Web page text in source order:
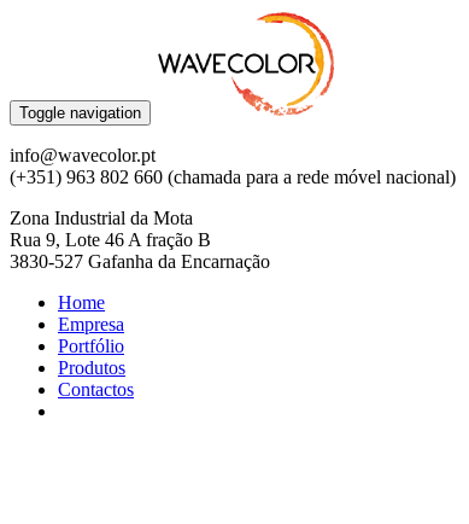
Toggle navigation
info@wavecolor.pt
(+351) 963 802 660 (chamada para a rede móvel nacional)
Zona Industrial da Mota
Rua 9, Lote 46 A fração B
3830-527 Gafanha da Encarnação
Home
Empresa
Portfólio
Produtos
Contactos